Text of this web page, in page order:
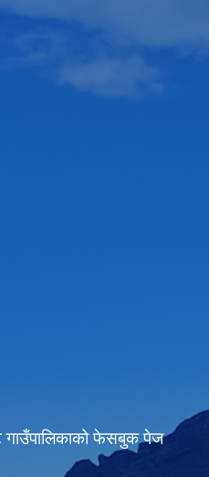
गाउँपालिकाको फेसबुक पेज